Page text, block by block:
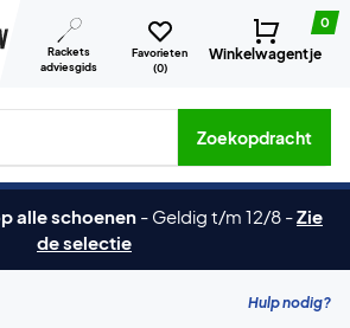
Rackets
adviesgids
Favorieten
(0)
0
Winkelwagentje
producten, merken etc.
Zoekopdracht
alle schoenen - Geldig t/m 12/8 -Zie
de selectie
Hulp nodig?